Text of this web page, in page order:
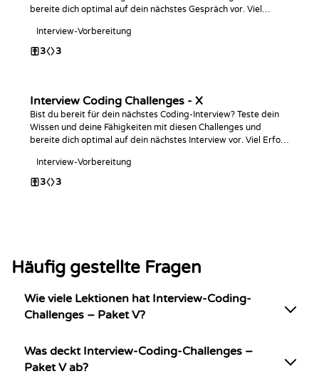
bereite dich optimal auf dein nächstes Gespräch vor. Viel
Interview-Vorbereitung
3 3
Interview Coding Challenges - X
Bist du bereit für dein nächstes Coding-Interview? Teste dein
Wissen und deine Fähigkeiten mit diesen Challenges und
bereite dich optimal auf dein nächstes Interview vor. Viel Erfolg
Interview-Vorbereitung
3 3
Häufig gestellte Fragen
Wie viele Lektionen hat Interview-Coding-
Challenges – Paket V?
Was deckt Interview-Coding-Challenges –
Paket V ab?